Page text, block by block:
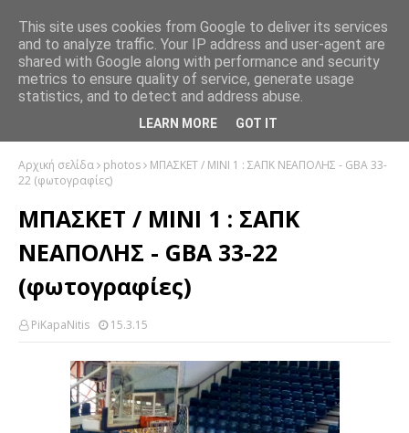
Αρχική σελίδα photos
ΜΠΑΣΚΕΤ / ΜΙΝΙ 1 : ΣΑΠΚ ΝΕΑΠΟΛΗΣ - GBA 33-
22 (φωτογραφίες)
ΜΠΑΣΚΕΤ / ΜΙΝΙ 1 : ΣΑΠΚ
ΝΕΑΠΟΛΗΣ - GBA 33-22
(φωτογραφίες)
PiKapaNitis 15.3.15
This site uses cookies from Google to deliver its services
and to analyze traffic. Your IP address and user-agent are
shared with Google along with performance and security
metrics to ensure quality of service, generate usage
statistics, and to detect and address abuse.
LEARN MORE GOT IT